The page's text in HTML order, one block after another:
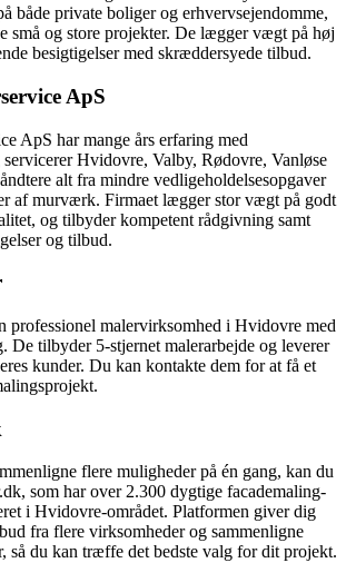
både private boliger og erhvervsejendomme,
små og store projekter. De lægger vægt på høj
besigtigelser med skræddersyede tilbud.
ApS
ApS har mange års erfaring med
Hvidovre, Valby, Rødovre, Vanløse
alt fra mindre vedligeholdelsesopgaver
af murværk. Firmaet lægger stor vægt på godt
og tilbyder kompetent rådgivning samt
og tilbud.
professionel malervirksomhed i Hvidovre med
De tilbyder 5-stjernet malerarbejde og leverer
kunder. Du kan kontakte dem for at få et
flere muligheder på én gang, kan du
som har over 2.300 dygtige facademaling-
i Hvidovre-området. Platformen giver dig
fra flere virksomheder og sammenligne
så du kan træffe det bedste valg for dit projekt.